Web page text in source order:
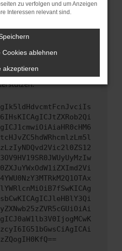
Funktionen nicht mehr
Webseitenbetreiber.
genannten Schritte versucht
bitte. Wir werden
um uns bei der
zu verfolgen und um Anzeigen
Interessen relevant sind.
Cookies ablehnen
akzeptieren